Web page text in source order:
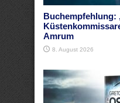
Buchempfehlung:
Amrum
8. August 2026